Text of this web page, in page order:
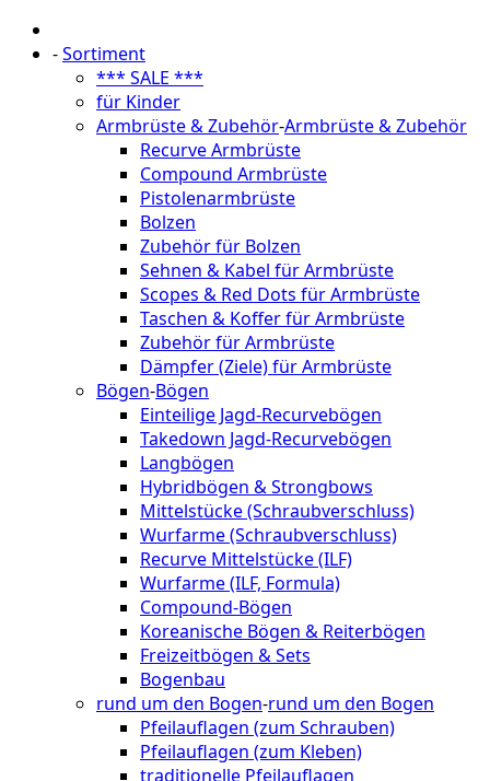
-Sortiment
*** SALE ***
für Kinder
Armbrüste & Zubehör-Armbrüste & Zubehör
Recurve Armbrüste
Compound Armbrüste
Pistolenarmbrüste
Bolzen
Zubehör für Bolzen
Sehnen & Kabel für Armbrüste
Scopes & Red Dots für Armbrüste
Taschen & Koffer für Armbrüste
Zubehör für Armbrüste
Dämpfer (Ziele) für Armbrüste
Bögen-Bögen
Einteilige Jagd-Recurvebögen
Takedown Jagd-Recurvebögen
Langbögen
Hybridbögen & Strongbows
Mittelstücke (Schraubverschluss)
Wurfarme (Schraubverschluss)
Recurve Mittelstücke (ILF)
Wurfarme (ILF, Formula)
Compound-Bögen
Koreanische Bögen & Reiterbögen
Freizeitbögen & Sets
Bogenbau
rund um den Bogen-rund um den Bogen
Pfeilauflagen (zum Schrauben)
Pfeilauflagen (zum Kleben)
traditionelle Pfeilauflagen